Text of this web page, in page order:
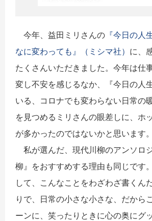
今年、益田ミリさんの 『今日の
なに変わっても』（ミシマ社） に、
たくさんいただきました。今年は仕
変し不安を感じるなか、『今日の人
いる、コロナでも変わらない日常の
を見つめるミリさんの眼差しに、ホ
が多かったのではないかと思います。
私が選んだ、現代川柳のアンソロ
柳』をおすすめする理由も同じです
して、こんなことをわざわざ書くん
りで、日常の小さな小さな、だから
ーンに、笑ったりときに心の奥にグ